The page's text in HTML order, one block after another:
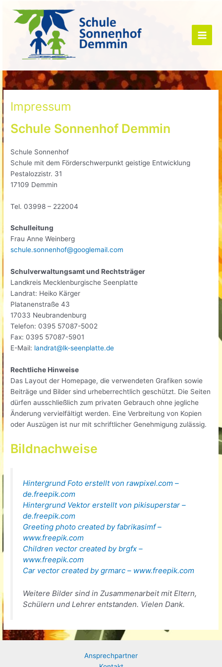
springen
Main
Impressum
Schule Sonnenhof Demmin
Schule Sonnenhof
Schule mit dem Förderschwerpunkt geistige Entwicklung
Pestalozzistr. 31
17109 Demmin
Tel. 03998 – 222004
Schulleitung
Frau Anne Weinberg
schule.sonnenhof@googlemail.com
Schulverwaltungsamt und Rechtsträger
Landkreis Mecklenburgische Seenplatte
Landrat: Heiko Kärger
Platanenstraße 43
17033 Neubrandenburg
Telefon: 0395 57087-5002
Fax: 0395 57087-5901
E-Mail: landrat@lk-seenplatte.de
Rechtliche Hinweise
Das Layout der Homepage, die verwendeten Grafiken sowie
Beiträge und Bilder sind urheberrechtlich geschützt. Die Seiten
dürfen ausschließlich zum privaten Gebrauch ohne jegliche
Änderung vervielfältigt werden. Eine Verbreitung von Kopien
oder Auszügen ist nur mit schriftlicher Genehmigung zulässig.
Bildnachweise
Hintergrund Foto erstellt von rawpixel.com –
de.freepik.com
Hintergrund Vektor erstellt von pikisuperstar –
de.freepik.com
Greeting photo created by fabrikasimf –
www.freepik.com
Children vector created by brgfx –
www.freepik.com
Car vector created by grmarc – www.freepik.com
Weitere Bilder sind in Zusammenarbeit mit Eltern,
Schülern und Lehrer entstanden. Vielen Dank.
Ansprechpartner